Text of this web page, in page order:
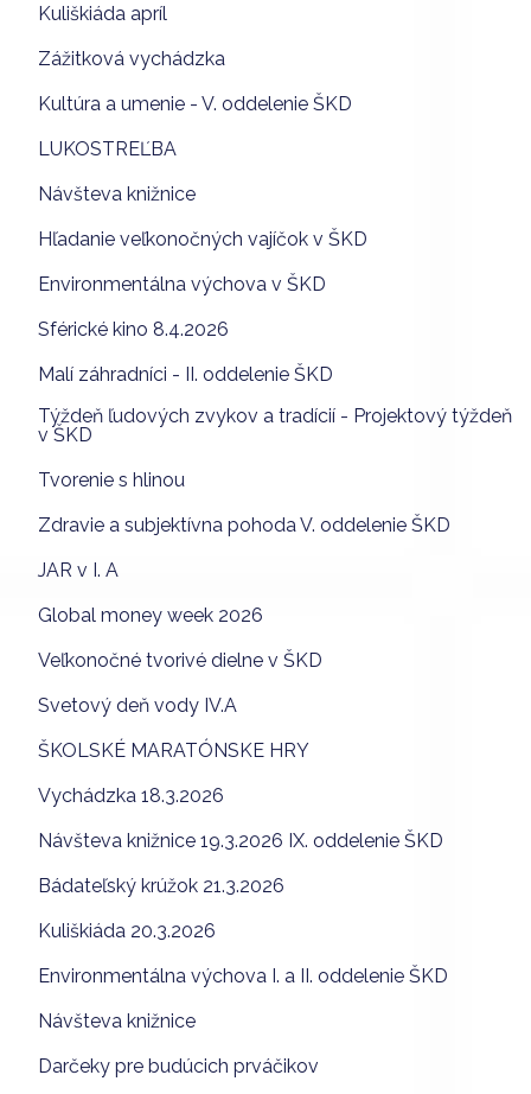
Kuliškiáda apríl
Zážitková vychádzka
Kultúra a umenie - V. oddelenie ŠKD
LUKOSTREĽBA
Návšteva knižnice
Hľadanie veľkonočných vajíčok v ŠKD
Environmentálna výchova v ŠKD
Sférické kino 8.4.2026
Malí záhradníci - II. oddelenie ŠKD
Týždeň ľudových zvykov a tradícií - Projektový týždeň
v ŠKD
Tvorenie s hlinou
Zdravie a subjektívna pohoda V. oddelenie ŠKD
JAR v I. A
Global money week 2026
Veľkonočné tvorivé dielne v ŠKD
Svetový deň vody IV.A
ŠKOLSKÉ MARATÓNSKE HRY
Vychádzka 18.3.2026
Návšteva knižnice 19.3.2026 IX. oddelenie ŠKD
Bádateľský krúžok 21.3.2026
Kuliškiáda 20.3.2026
Environmentálna výchova I. a II. oddelenie ŠKD
Návšteva knižnice
Darčeky pre budúcich prváčikov